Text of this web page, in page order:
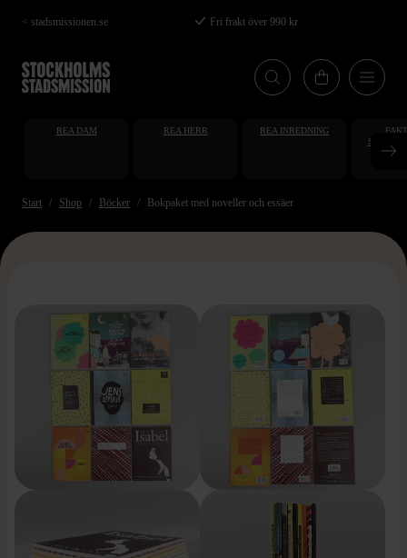
Hoppa
till
huvudinnehåll
< stadsmissionen.se Fri frakt över 990 kr
REA DAM REA HERR REA INREDNING
Start Shop Böcker Bokpaket med noveller och essäer
>